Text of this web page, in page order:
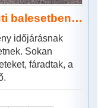
balesetben…
időjárásnak
Sokan
fáradtak, a